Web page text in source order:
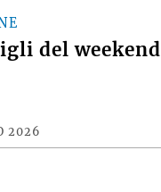
del weekend
2026